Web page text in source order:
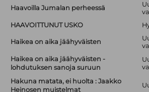
Haavoilla Jumalan perheessä
HAAVOITTUNUT USKO
Haikea on aika jäähyväisten
Haikea on aika jäähyväisten -
lohdutuksen sanoja suruun
Hakuna matata, ei huolta : Jaakko
Heinosen muistelmat